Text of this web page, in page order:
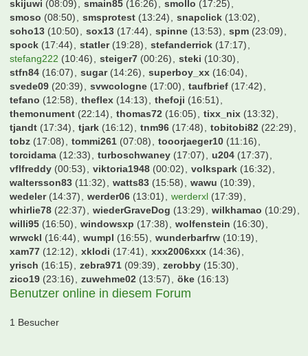
marius2304(15:28) mark126(14:26) markei007(15:07)
markus84(16:23) markusm1974(17:17) maschi(13:03)
mauritzer(15:01) max229(16:00) maxi_we(14:53)
mecki95(05:52) michel(17:29) michel66(17:05)
mig71(13:39) mimiloo(13:58) mkas(17:11)
mm_aa_ii_kk(09:12) mokkatoni(12:26) molokoplus
monte(17:42) moody blues(15:06) mops1980 (17:43)
mrmicman2000 (17:20) mucfan(17:23) niggo6
norwegerr(08:49) nullneuner(16:32) nurderrwe(17:35)
patrickcrivitz(17:10) pega(14:39) peksim (17:09)
philipp51(16:07) phoe (23:01) podollski92(16:44)
popo(22:11) qpipsge(17:31) rainervfb(17:44)
ralfgamer (10:58) rausmade(16:20) realmadrid89(12:16)
redMUC(12:50) reichireich(23:27) religius(12:26)
rest(14:22) retes(12:37) rich4rd(12:11) ro37(13:01)
rob077(17:10) roman89(16:37) roque(22:03)
rosch92(16:07) roter(12:27) s04-freak(17:38) sanja(08:48)
saschku(17:44) schaaki97(17:40) schlottcity(01:42)
schnudi(16:21) schraube(13:16) schuettepott(17:20)
schwarzer100(17:17) scorerking(15:24) sd38(20:09)
seckr007(20:23) sepinho(17:26) sge_bUrner(13:07)
shaker_01(17:21) shark60(17:21) simsalabim1001
smoso(08:50)